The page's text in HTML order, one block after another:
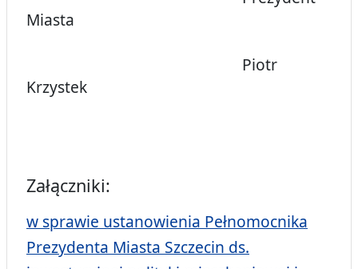
Miasta
Piotr
Krzystek
Załączniki:
w sprawie ustanowienia Pełnomocnika
Prezydenta Miasta Szczecin ds.